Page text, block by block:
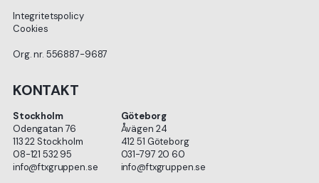
Integritetspolicy
Cookies
Org. nr. 556887-9687
KONTAKT
Stockholm
Odengatan 76
113 22 Stockholm
08-121 532 95
info@ftxgruppen.se
Göteborg
Åvägen 24
412 51 Göteborg
031-797 20 60
info@ftxgruppen.se